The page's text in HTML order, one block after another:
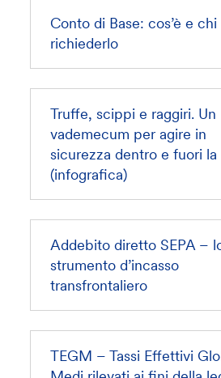
Conto di Base: cos’è e
richiederlo
Truffe, scippi e raggiri. Un
vademecum per agire in
sicurezza dentro e fuori la
(infografica)
Addebito diretto SEPA –
strumento d’incasso
transfrontaliero
TEGM – Tassi Effettivi